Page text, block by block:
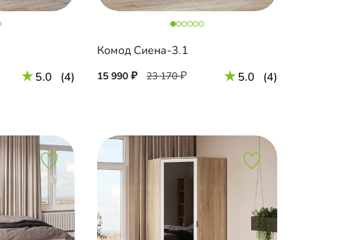
5.0 (4)
Комод Сиена-3.1
15 990 23 170 5.0 (4)